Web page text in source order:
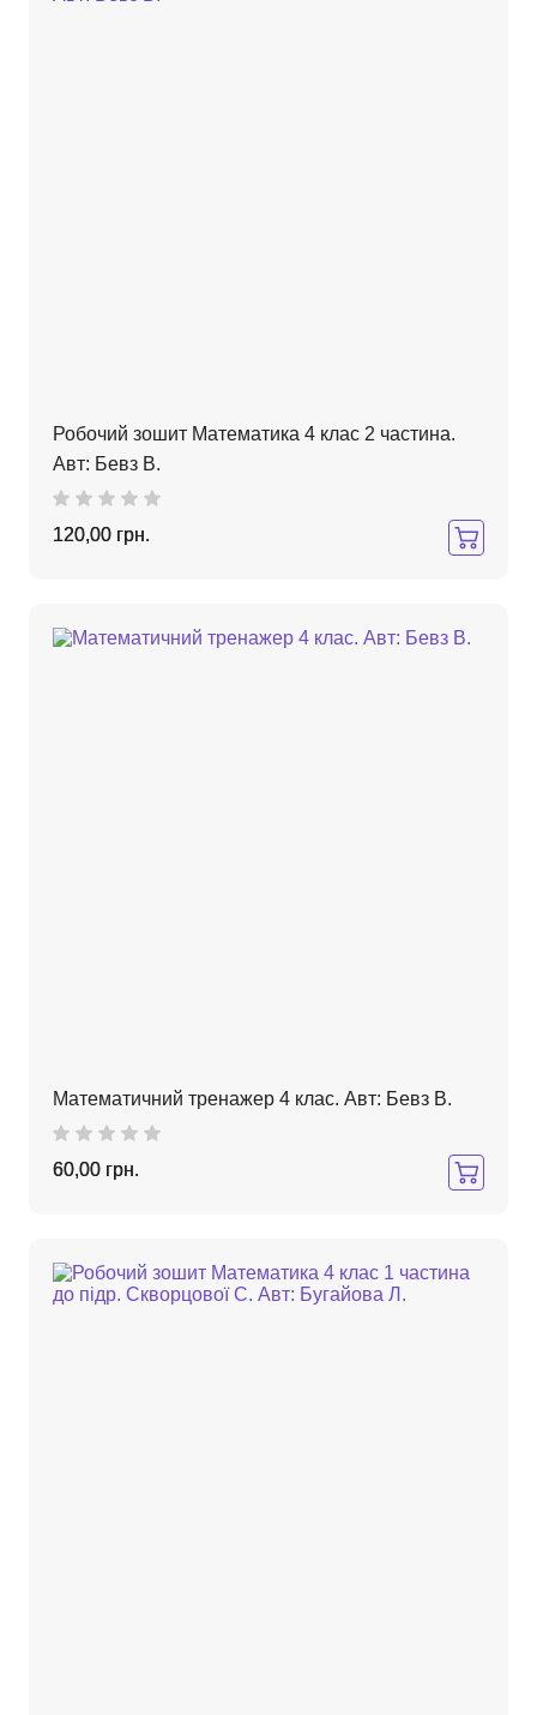
Робочий зошит Математика 4 клас 2 частина.
Авт: Бевз В.
120,00 грн.
Математичний тренажер 4 клас. Авт: Бевз В.
60,00 грн.